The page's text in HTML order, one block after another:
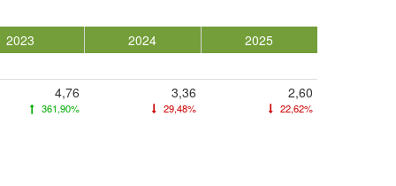
2023 2024
2025
4,76
361,90%
3,36
29,48%
2,60
22,62%